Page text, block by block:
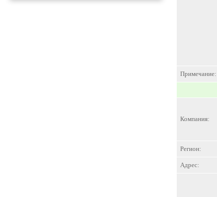
Примечание:
Компания:
Регион:
Адрес: